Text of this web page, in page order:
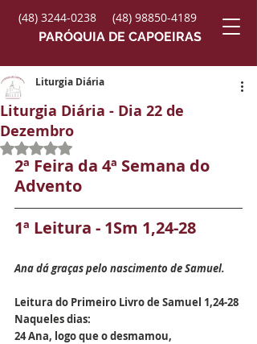
(48) 3244-0238
(48) 98850-4189
PARÓQUIA DE CAPOEIRAS
Liturgia Diária - Dia 22 de
Dezembro
Liturgia Diária
Avaliado com NaN de 5 estrelas.
2ª Feira da 4ª Semana do
Advento
1ª Leitura - 1Sm 1,24-28
Ana dá graças pelo nascimento de Samuel.
Leitura do Primeiro Livro de Samuel 1,24-28
Naqueles dias:
24 Ana, logo que o desmamou,